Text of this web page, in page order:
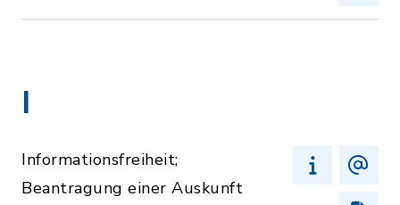
I
Informationsfreiheit;
Beantragung einer Auskunft